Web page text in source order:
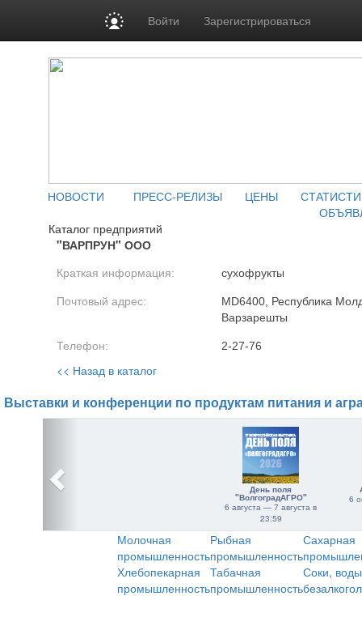
Войти Зарегистрироваться
НОВОСТИ ПРЕСС-РЕЛИЗЫ ЦЕНЫ
Каталог предприятий
"ВАРПРУН" ООО
Краткая информация: сухофрукты
Почтовый адрес:
MD6400, Республика
Варзарешты
Телефон: 2-27-76
<< Назад в каталог
Выставки и конференции по продуктам питания и
День поля
"ВолгоградАГРО"
6 августа — 7 августа в
23:59
6
Молочная
промышленность
Рыбная
промышленность
Сахарная
Хлебопекарная
промышленность
Табачная
промышленность
Соки,